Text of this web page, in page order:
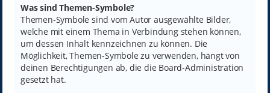
Was sind Themen-Symbole?
Themen-Symbole sind vom Autor ausgewählte Bilder,
welche mit einem Thema in Verbindung stehen können,
um dessen Inhalt kennzeichnen zu können. Die
Möglichkeit, Themen-Symbole zu verwenden, hängt von
deinen Berechtigungen ab, die die Board-Administration
gesetzt hat.